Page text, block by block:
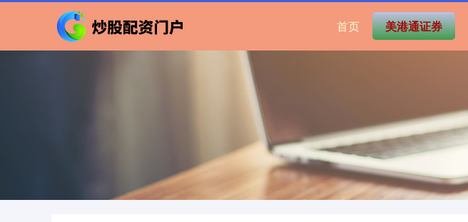
首页 美港通证券